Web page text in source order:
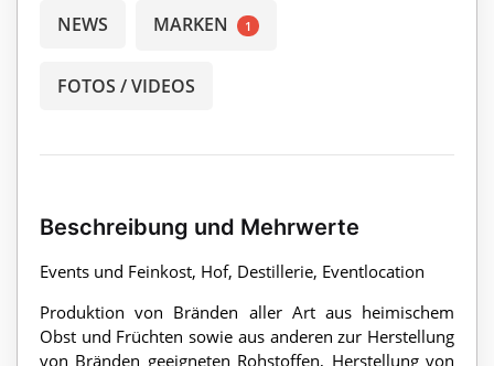
NEWS MARKEN 1
FOTOS / VIDEOS
Beschreibung und Mehrwerte
Events und Feinkost, Hof, Destillerie, Eventlocation
Produktion von Bränden aller Art aus heimischem
Obst und Früchten sowie aus anderen zur Herstellung
von Bränden geeigneten Rohstoffen, Herstellung von